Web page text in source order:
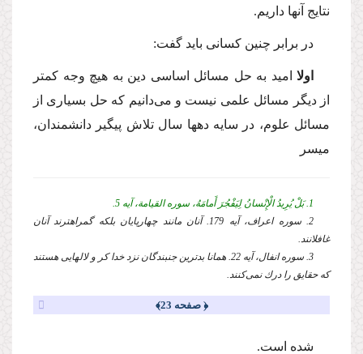
نتایج آنها داریم.
در برابر چنین كسانى باید گفت:
اولا امید به حل مسائل اساسى دین به هیچ وجه كمتر
از دیگر مسائل علمى نیست و مى‌دانیم كه حل بسیارى از
مسائل علوم، در سایه دهها سال تلاش پیگیر دانشمندان،
میسر
1. بَلْ یُرِیدُ الْإِنْسانُ لِیَفْجُرَ أَمامَهُ، سوره القیامة، آیه 5.
2. سوره اعراف، آیه 179. آنان مانند چهارپایان بلكه گمراهترند آنان
غافلانند.
3. سوره انفال، آیه 22. همانا بدترین جنبندگان نزد خدا كر و لالهایى هستند
كه حقایق را درك نمى‌كنند.
﴿ صفحه 23﴾
شده است.